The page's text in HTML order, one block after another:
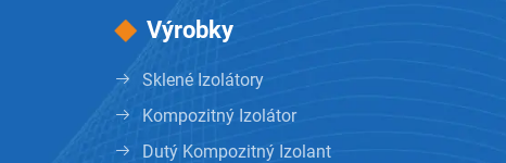
Výrobky
Sklené Izolátory
Kompozitný Izolátor
Dutý Kompozitný Izolant